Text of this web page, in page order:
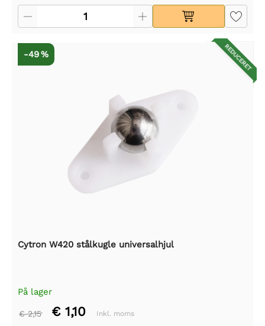
REDUCERET
-49 %
Cytron W420 stålkugle universalhjul
På lager
€ 2,15 € 1,10 Inkl. moms